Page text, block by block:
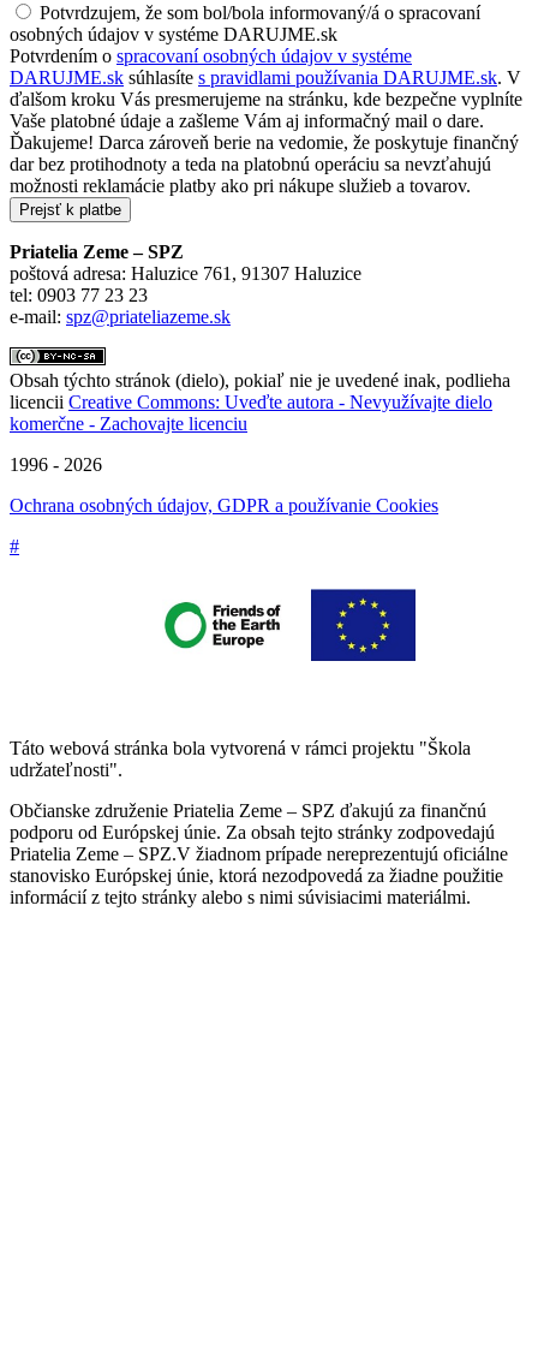
Potvrdzujem, že som bol/bola informovaný/á o spracovaní
osobných údajov v systéme DARUJME.sk
Potvrdením o spracovaní osobných údajov v systéme
DARUJME.sk súhlasíte s pravidlami používania DARUJME.sk. V
ďalšom kroku Vás presmerujeme na stránku, kde bezpečne vyplníte
Vaše platobné údaje a zašleme Vám aj informačný mail o dare.
Ďakujeme! Darca zároveň berie na vedomie, že poskytuje finančný
dar bez protihodnoty a teda na platobnú operáciu sa nevzťahujú
možnosti reklamácie platby ako pri nákupe služieb a tovarov.
Priatelia Zeme – SPZ
poštová adresa: Haluzice 761, 91307 Haluzice
tel: 0903 77 23 23
e-mail: spz@priateliazeme.sk
Obsah týchto stránok (dielo), pokiaľ nie je uvedené inak, podlieha
licencii Creative Commons: Uveďte autora - Nevyužívajte dielo
komerčne - Zachovajte licenciu
1996 - 2026
Ochrana osobných údajov, GDPR a používanie Cookies
#
Táto webová stránka bola vytvorená v rámci projektu "Škola
udržateľnosti".
Občianske združenie Priatelia Zeme – SPZ ďakujú za finančnú
podporu od Európskej únie. Za obsah tejto stránky zodpovedajú
Priatelia Zeme – SPZ.V žiadnom prípade nereprezentujú oficiálne
stanovisko Európskej únie, ktorá nezodpovedá za žiadne použitie
informácií z tejto stránky alebo s nimi súvisiacimi materiálmi.